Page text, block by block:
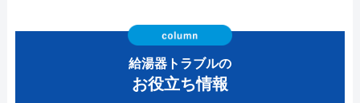
給湯器トラブルの
お役立ち情報